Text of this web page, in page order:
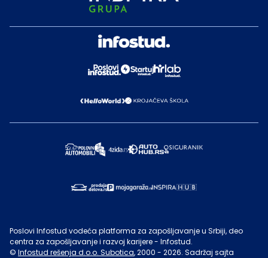
Poslovi Infostud vodeća platforma za zapošljavanje u Srbiji, deo
centra za zapošljavanje i razvoj karijere - Infostud.
© Infostud rešenja d.o.o. Subotica, 2000 - 2026. Sadržaj sajta